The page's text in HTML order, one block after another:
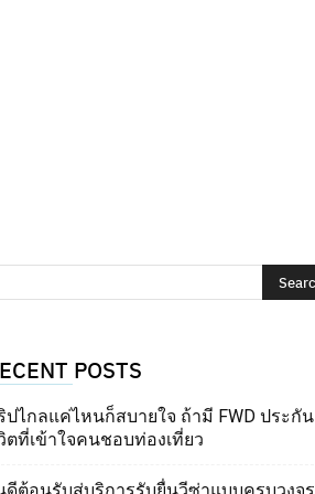
POSTS
ปไกลแค่ไหนก็สบายใจ ถ้ามี FWD ประกัน
ตที่เข้าใจคนชอบท่องเที่ยว